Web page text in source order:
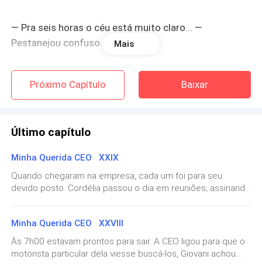
— Pra seis horas o céu está muito claro... —
Pestanejou confuso.
Verificou as horas e sentiu como se seu coração
longo tempo. Na tela do celular o relógio indicava
07h30min.
— MEU DEUS!!!! Minha entrevista é daqui a 30
Mais
Próximo Capítulo Baixar
Último capítulo
Minha Querida CEO XXIX
Quando chegaram na empresa, cada um foi para seu
devido posto. Cordélia passou o dia em reuniões; assinando
uma boa carga de estresse. — Senhorita Belaniel? A CEO
voltou a atenção para o diretor de finanças, Sr. Leandro
Daron, um dos diretores mais antigos na empresa,
atualmente. Cordélia o detestava, sabia que ele era
Minha Querida CEO XXVIII
Às 7h00 estavam prontos para sair. A CEO ligou para que o
motorista particular dela viesse buscá-los, Giovani achou